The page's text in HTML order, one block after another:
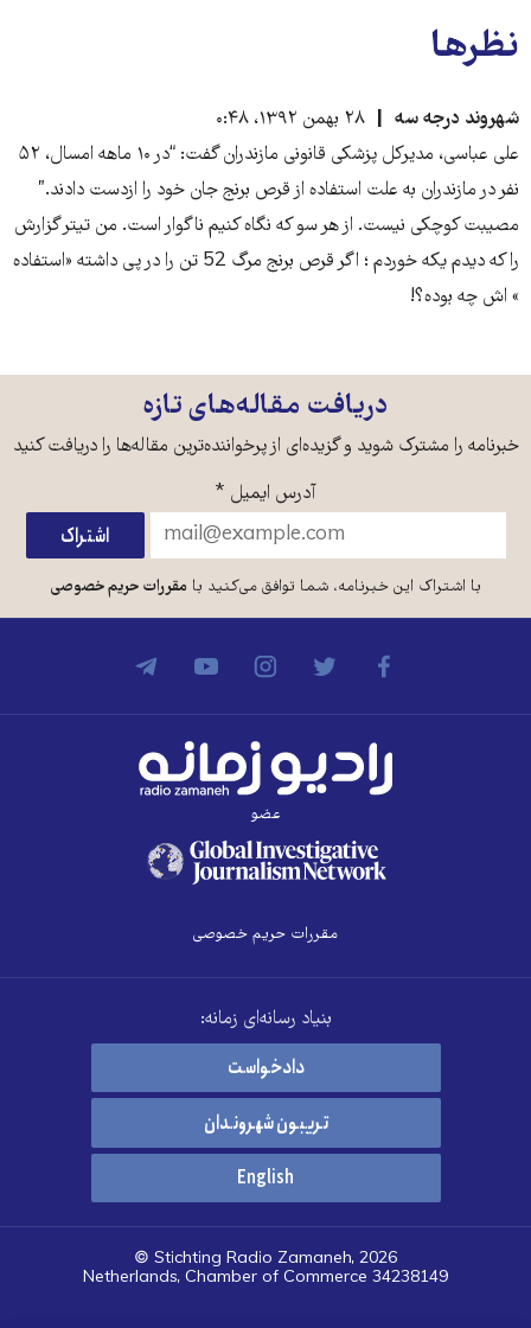
نظرها
شهروند درجه سه
۲۸ بهمن ۱۳۹۲، ۰:۴۸
علی عباسی، مدیر‌کل پزشکی قانونی مازندران گفت: “در ۱۰ ماهه امسال، ۵۲
نفر در مازندران به علت استفاده از قرص برنج جان خود را ازدست دادند.”
مصیبت کوچکی نیست. از هر سو که نگاه کنیم ناگوار است. من تیتر گزارش
را که دیدم یکه خوردم ؛ اگر قرص برنج مرگ 52 تن را در پی داشته «استفاده
» اش چه بوده؟!
دریافت مقاله‌های تازه
خبرنامه را مشترک شوید و گزیده‌ای از پرخواننده‌ترین مقاله‌ها را دریافت کنید
آدرس ایمیل *
با اشتراک این خبرنامه، شما توافق می‌کنید بامقررات حریم خصوصی
عضو
مقررات حریم خصوصی
بنیاد رسانه‌ای زمانه:
دادخواست
تریبون شهروندان
English
© Stichting Radio Zamaneh, 2026
Netherlands, Chamber of Commerce 34238149